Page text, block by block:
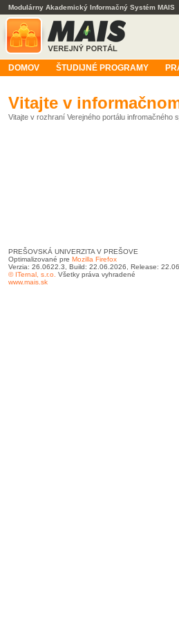
Modulárny Akademický Informačný Systém MAIS
DOMOV ŠTUDIJNÉ PROGRAMY
Vitajte v
Vitajte v rozhraní Verejného portálu infromačného
PREŠOVSKÁ UNIVERZITA V PREŠOVE
Optimalizované pre Mozilla Firefox
Verzia: 26.0622.3, Build: 22.06.2026, Release:
© ITernal, s.r.o. Všetky práva vyhradené
www.mais.sk